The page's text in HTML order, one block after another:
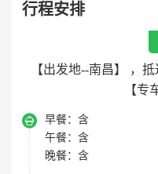
行程安排
【出发地--南昌】 ，
【专
 早餐： 含
午餐： 含
晚餐： 含